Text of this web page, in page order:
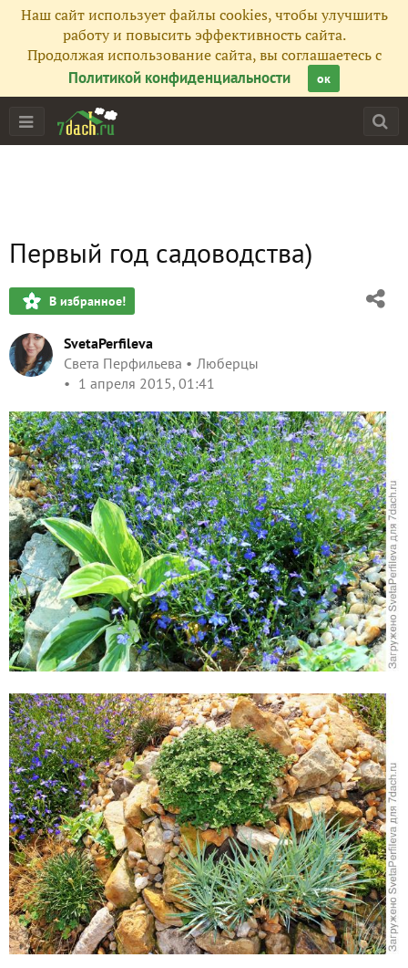
Наш сайт использует файлы cookies, чтобы улучшить
работу и повысить эффективность сайта.
Продолжая использование сайта, вы соглашаетесь с
Политикой конфиденциальности
ок
Первый год садоводства)
В избранное!
SvetaPerfileva
Света Перфильева
Люберцы
1 апреля 2015, 01:41